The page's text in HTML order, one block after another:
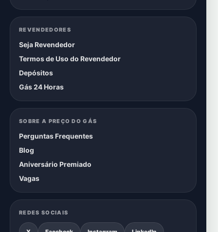
REVENDEDORES
Seja Revendedor
Termos de Uso do Revendedor
Depósitos
Gás 24 Horas
SOBRE A PREÇO DO GÁS
Perguntas Frequentes
Blog
Aniversário Premiado
Vagas
REDES SOCIAIS